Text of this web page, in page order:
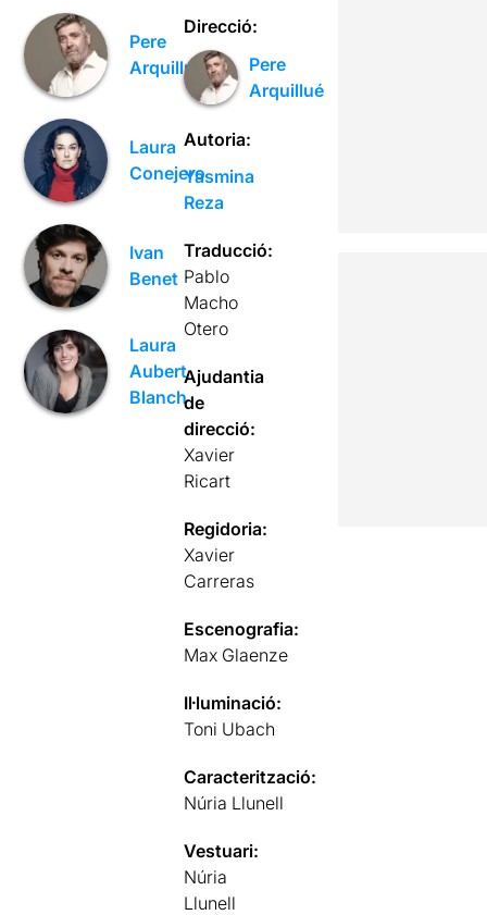
Pere
Arquillué
Laura
Conejero
Ivan
Benet
Laura
Aubert
Blanch
Direcció:
Pere
Arquillué
Autoria:
Yasmina
Reza
Traducció:
Pablo
Macho
Otero
Ajudantia
de
direcció:
Xavier
Ricart
Regidoria:
Xavier
Carreras
Escenografia:
Max Glaenze
Il·luminació:
Toni Ubach
Caracterització:
Núria Llunell
Vestuari:
Núria
Llunell